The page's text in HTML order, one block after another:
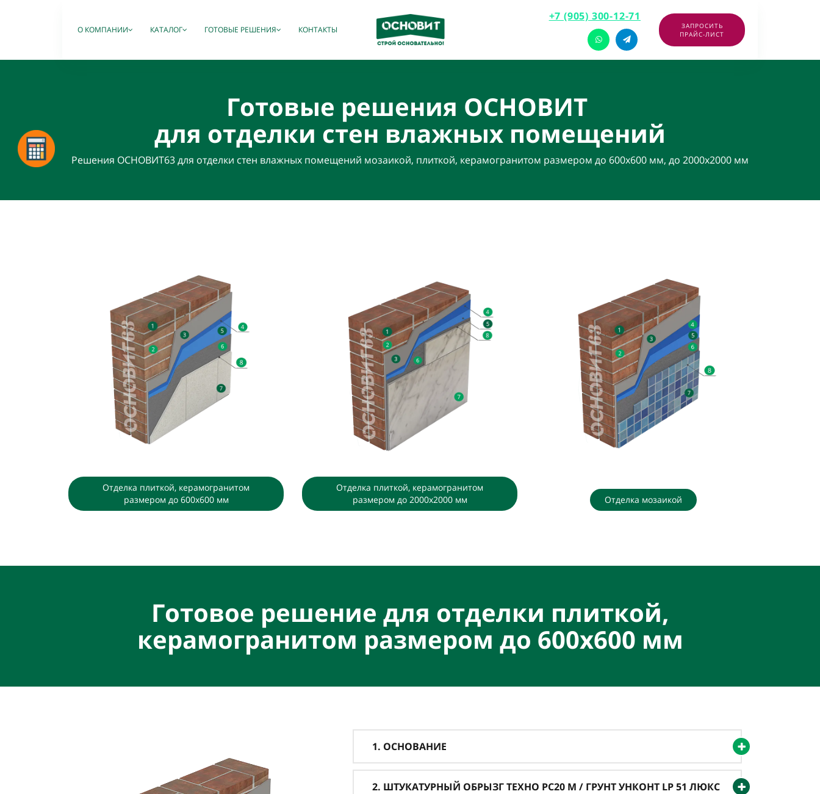
О КОМПАНИИ КАТАЛОГ ГОТОВЫЕ РЕШЕНИЯ КОНТАКТЫ
+7 (905) 300-12-71
ЗАПРОСИТЬ
ПРАЙС-ЛИСТ
Готовые решения ОСНОВИТ
для отделки стен влажных помещений
Решения ОСНОВИТ63 для отделки стен влажных помещений мозаикой, плиткой, керамогранитом размером до 600х600 мм, до 2000х2000 мм
Отделка плиткой, керамогранитом
размером до 600х600 мм
Отделка плиткой, керамогранитом
размером до 2000х2000 мм
Отделка мозаикой
Готовое решение для отделки плиткой,
керамогранитом размером до 600х600 мм
1. ОСНОВАНИЕ
2. ШТУКАТУРНЫЙ ОБРЫЗГ ТЕХНО PC20 M / ГРУНТ УНКОНТ LP 51 ЛЮКС